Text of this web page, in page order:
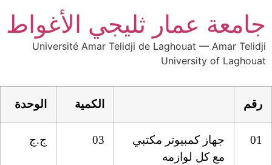
جامعة عمار ثليجي الأغواط
Université Amar Telidji de Laghouat — Amar Telidji
University of Laghouat
رقم الكمية الوحدة
01
جهاز كمبيوتر مكتبي
مع كل لوازمه
03 ج.ج